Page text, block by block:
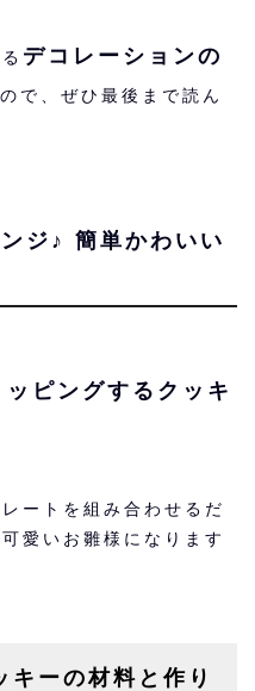
デコレーションの
で、ぜひ最後まで読ん
ジ♪ 簡単かわいい
ッピングするクッキ
ートを組み合わせるだ
愛いお雛様になります
キーの材料と作り